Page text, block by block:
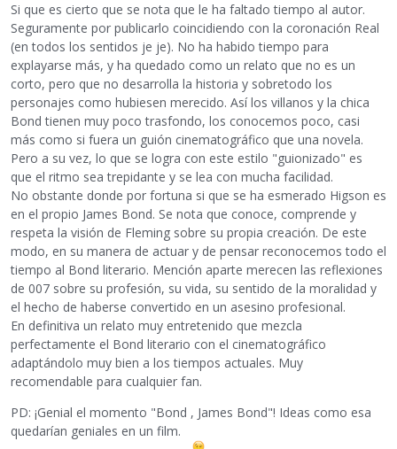
Si que es cierto que se nota que le ha faltado tiempo al autor.
Seguramente por publicarlo coincidiendo con la coronación Real
(en todos los sentidos je je). No ha habido tiempo para
explayarse más, y ha quedado como un relato que no es un
corto, pero que no desarrolla la historia y sobretodo los
personajes como hubiesen merecido. Así los villanos y la chica
Bond tienen muy poco trasfondo, los conocemos poco, casi
más como si fuera un guión cinematográfico que una novela.
Pero a su vez, lo que se logra con este estilo "guionizado" es
que el ritmo sea trepidante y se lea con mucha facilidad.
No obstante donde por fortuna si que se ha esmerado Higson es
en el propio James Bond. Se nota que conoce, comprende y
respeta la visión de Fleming sobre su propia creación. De este
modo, en su manera de actuar y de pensar reconocemos todo el
tiempo al Bond literario. Mención aparte merecen las reflexiones
de 007 sobre su profesión, su vida, su sentido de la moralidad y
el hecho de haberse convertido en un asesino profesional.
En definitiva un relato muy entretenido que mezcla
perfectamente el Bond literario con el cinematográfico
adaptándolo muy bien a los tiempos actuales. Muy
recomendable para cualquier fan.
PD: ¡Genial el momento "Bond , James Bond"! Ideas como esa
quedarían geniales en un film.